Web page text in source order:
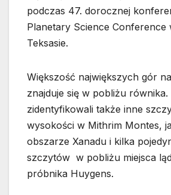
podczas 47. dorocznej
Planetary Science Conference
Teksasie.
Większość największych gór
znajduje się w pobliżu
zidentyfikowali także inne
wysokości w Mithrim Montes,
obszarze Xanadu i kilka
szczytów w pobliżu miejsca
próbnika Huygens.